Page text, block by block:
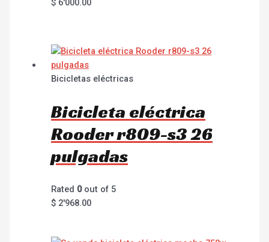
$ 6'000.00
Bicicletas eléctricas
Bicicleta eléctrica
Rooder r809-s3 26
pulgadas
Rated 0out of 5
$ 2'968.00